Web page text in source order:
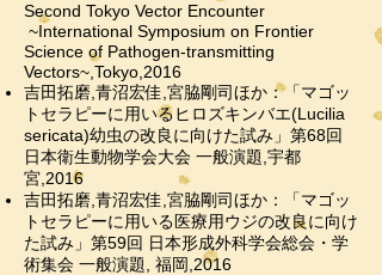
Second Tokyo Vector Encounter
~International Symposium on Frontier
Science of Pathogen-transmitting
Vectors~,Tokyo,2016
吉田拓磨,青沼宏佳,宮脇剛司ほか：「マゴッ
トセラピーに用いるヒロズキンバエ(Lucilia
sericata)幼虫の改良に向けた試み」第68回
日本衛生動物学会大会 一般演題,宇都
宮,2016
吉田拓磨,青沼宏佳,宮脇剛司ほか：「マゴッ
トセラピーに用いる医療用ウジの改良に向け
た試み」第59回 日本形成外科学会総会・学
術集会 一般演題, 福岡,2016